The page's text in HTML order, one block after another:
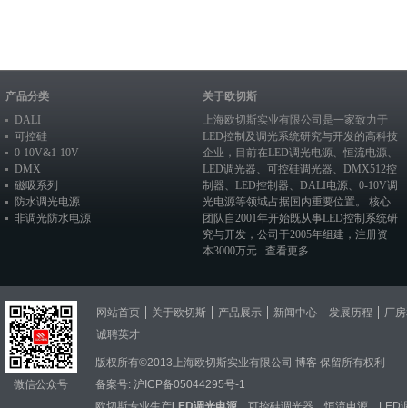
产品分类
DALI
可控硅
0-10V&1-10V
DMX
磁吸系列
防水调光电源
非调光防水电源
关于欧切斯
上海欧切斯实业有限公司是一家致力于
LED控制及调光系统研究与开发的高科技
企业，目前在LED调光电源、恒流电源、
LED调光器、 可控硅调光器、 DMX512控
制器、 LED控制器、 DALI电源、 0-10V调
光电源等领域占据国内重要位置。 核心
团队自2001年开始既从事LED控制系统研
究与开发，公司于2005年组建，注册资
本3000万元...查看更多
微信公众号
网站首页 关于欧切斯 产品展示 新闻中心 发展历程
厂
诚聘英才
版权所有©2013上海欧切斯实业有限公司 博客 保留所有权利
备案号: 沪ICP备05044295号-1